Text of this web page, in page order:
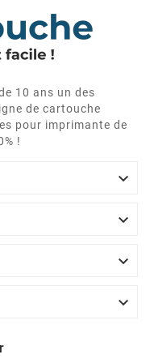
10 ans un des
de cartouche
pour imprimante de
!



